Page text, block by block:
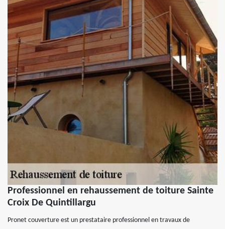
Professionnel en rehaussement de toiture Sainte
Croix De Quintillargu
Pronet couverture est un prestataire professionnel en travaux de